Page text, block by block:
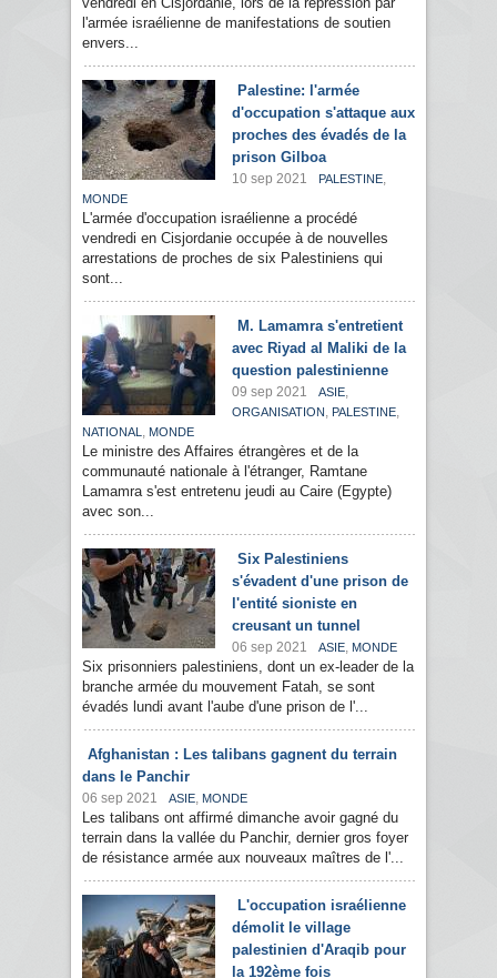
l'armée israélienne de manifestations de soutien
envers...
Palestine: l'armée
d'occupation s'attaque aux
proches des évadés de la
prison Gilboa
10 sep 2021 PALESTINE,
MONDE
L'armée d'occupation israélienne a procédé
vendredi en Cisjordanie occupée à de nouvelles
arrestations de proches de six Palestiniens qui
sont...
M. Lamamra s'entretient
avec Riyad al Maliki de la
question palestinienne
09 sep 2021 ASIE,
ORGANISATION , PALESTINE,
NATIONAL , MONDE
Le ministre des Affaires étrangères et de la
communauté nationale à l'étranger, Ramtane
Lamamra s'est entretenu jeudi au Caire (Egypte)
avec son...
Six Palestiniens
s'évadent d'une prison de
l'entité sioniste en
creusant un tunnel
06 sep 2021 ASIE, MONDE
Six prisonniers palestiniens, dont un ex-leader de la
branche armée du mouvement Fatah, se sont
évadés lundi avant l'aube d'une prison de l'...
Afghanistan : Les talibans gagnent du terrain
dans le Panchir
06 sep 2021 ASIE, MONDE
Les talibans ont affirmé dimanche avoir gagné du
terrain dans la vallée du Panchir, dernier gros foyer
de résistance armée aux nouveaux maîtres de l'...
L'occupation israélienne
démolit le village
palestinien d'Araqib pour
la 192ème fois